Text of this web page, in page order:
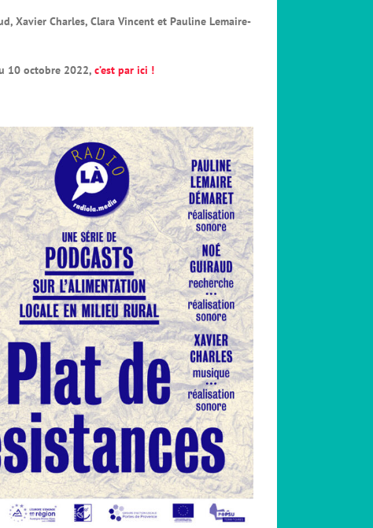
Xavier Charles, Clara Vincent et Pauline Lemaire-
10 octobre 2022,c’est par ici !